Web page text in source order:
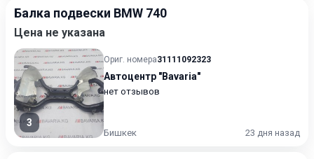
Балка подвески BMW 740
Цена не указана
3
Ориг. номера31111092323
Автоцентр "Bavaria"
нет отзывов
Бишкек 23 дня назад